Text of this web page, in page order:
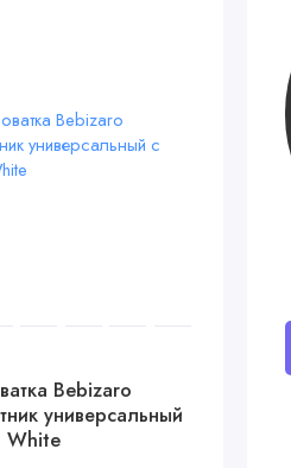
Bebizaro
универсальный
White